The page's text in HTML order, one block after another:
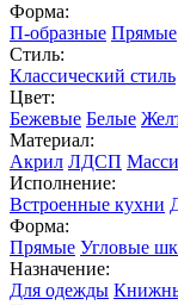
Форма:
П-образные Прямые
Стиль:
Классический стиль
Цвет:
Бежевые Белые
Материал:
Акрил ЛДСП
Исполнение:
Встроенные кухни
Форма:
Прямые Угловые
Назначение:
Для одежды